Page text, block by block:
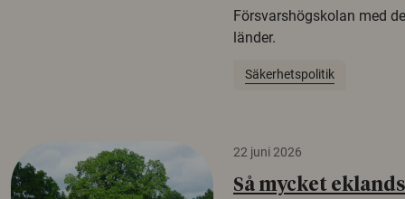
Försvarshögskolan med
länder.
Säkerhetspolitik
22 juni 2026
Så mycket